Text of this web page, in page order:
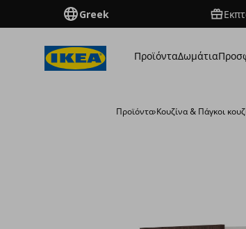
Greek
ΠροϊόνταΔωμάτια
Προϊόντα›Κουζίνα & Πάγκοι